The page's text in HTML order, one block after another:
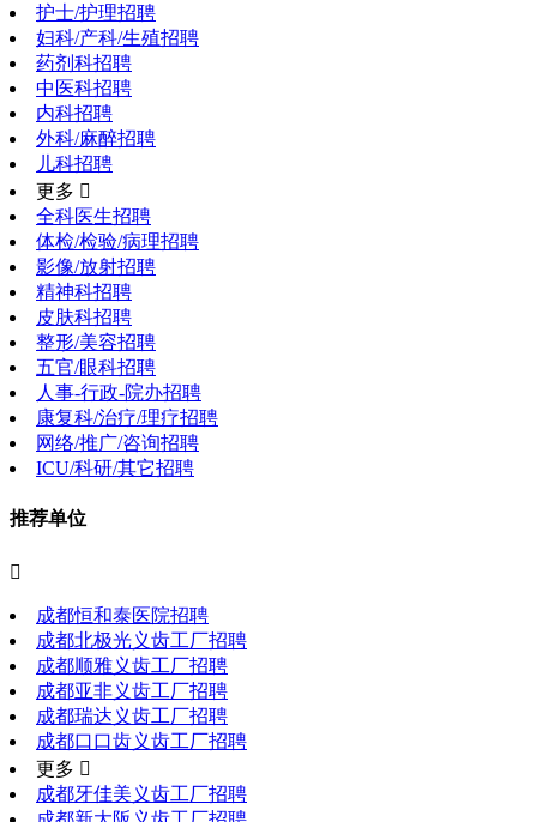
护士/护理招聘
妇科/产科/生殖招聘
药剂科招聘
中医科招聘
内科招聘
外科/麻醉招聘
儿科招聘
更多 
全科医生招聘
体检/检验/病理招聘
影像/放射招聘
精神科招聘
皮肤科招聘
整形/美容招聘
五官/眼科招聘
人事-行政-院办招聘
康复科/治疗/理疗招聘
网络/推广/咨询招聘
ICU/科研/其它招聘
推荐单位

成都恒和泰医院招聘
成都北极光义齿工厂招聘
成都顺雅义齿工厂招聘
成都亚非义齿工厂招聘
成都瑞达义齿工厂招聘
成都口口齿义齿工厂招聘
更多 
成都牙佳美义齿工厂招聘